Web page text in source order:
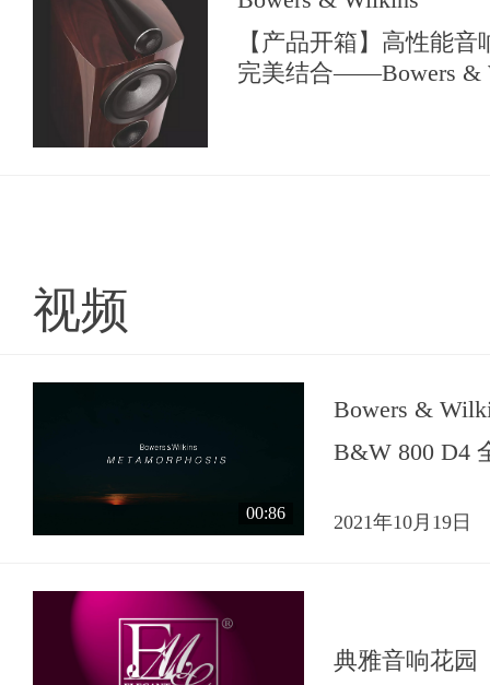
【产品开箱】高性能
完美结合——Bowers &
视频
00:86
Bowers &
B&W 800 D4
2021年10月19日
典雅音响花园